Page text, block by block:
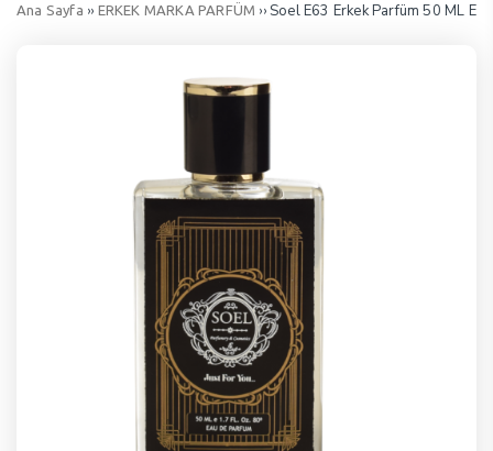
Ana Sayfa ›› ERKEK MARKA PARFÜM ›› Soel E63 Erkek Parfüm 50 ML